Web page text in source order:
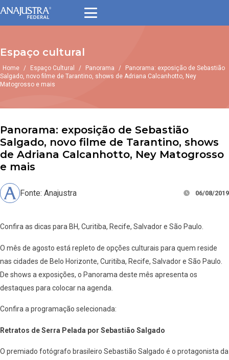
Espaço cultural
Home / Espaço Cultural / Panorama /
Panorama: exposição de Sebastião
Salgado, novo filme de Tarantino, shows de Adriana Calcanhotto, Ney
Matogrosso e mais
Panorama: exposição de Sebastião
Salgado, novo filme de Tarantino, shows
de Adriana Calcanhotto, Ney Matogrosso
e mais
Fonte: Anajustra 06/08/2019
Confira as dicas para BH, Curitiba, Recife, Salvador e São Paulo.
O mês de agosto está repleto de opções culturais para quem reside
nas cidades de Belo Horizonte, Curitiba, Recife, Salvador e São Paulo.
De shows a exposições, o Panorama deste mês apresenta os
destaques para colocar na agenda.
Confira a programação selecionada:
Retratos de Serra Pelada por Sebastião Salgado
O premiado fotógrafo brasileiro Sebastião Salgado é o protagonista da